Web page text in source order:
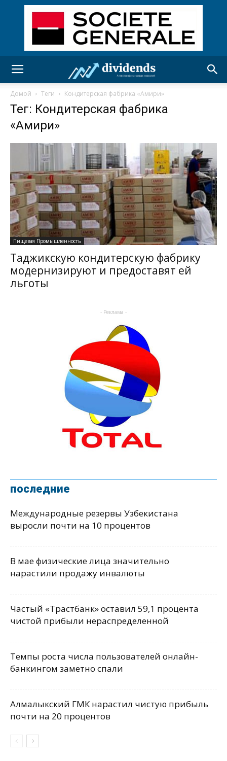
Домой Теги Кондитерская фабрика «Амири»
Тег: Кондитерская фабрика
«Амири»
Пищевая Промышленность
Таджикскую кондитерскую фабрику
модернизируют и предоставят ей
льготы
- Реклама -
последние
Международные резервы Узбекистана
выросли почти на 10 процентов
В мае физические лица значительно
нарастили продажу инвалюты
Частый «Трастбанк» оставил 59,1 процента
чистой прибыли нераспределенной
Темпы роста числа пользователей онлайн-
банкингом заметно спали
Алмалыкский ГМК нарастил чистую прибыль
почти на 20 процентов